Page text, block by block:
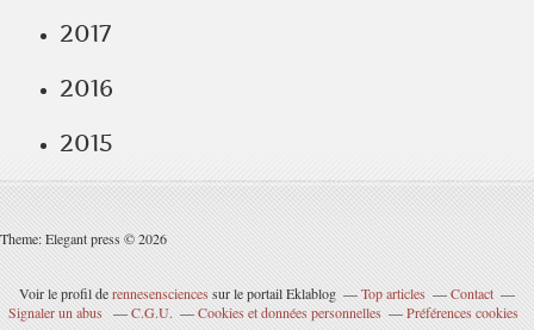
2017
2016
2015
Theme: Elegant press © 2026
Voir le profil derennesensciences sur le portail Eklablog Top articles
Contact
Signaler un abus
C.G.U. Cookies et données personnelles Préférences cookies